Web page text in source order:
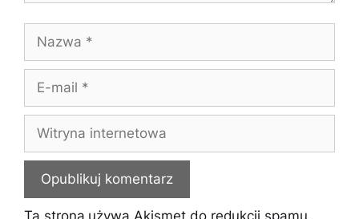
Nazwa
Witryna
internetowa